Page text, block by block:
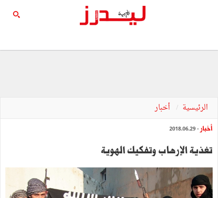
الرئيسية أخبار
أخبار - 2018.06.29
تغذية الإرهاب وتفكيك الهوية